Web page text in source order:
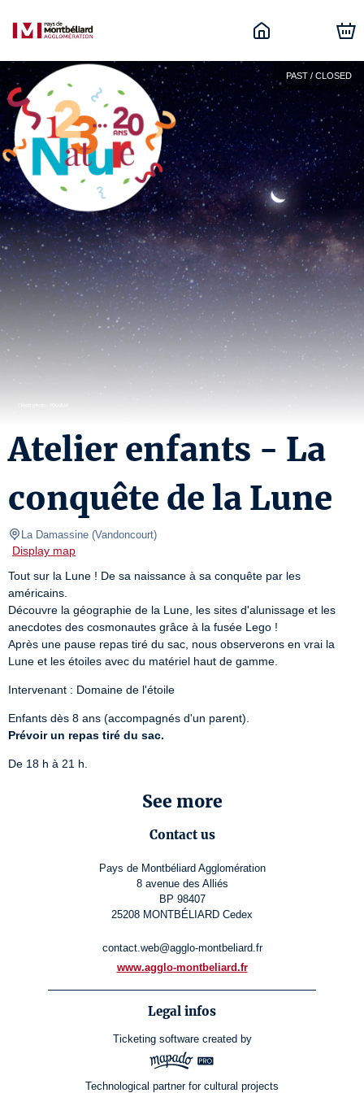
PAST / CLOSED
Atelier enfants - La
conquête de la Lune
La Damassine (Vandoncourt)
Display map
Tout sur la Lune ! De sa naissance à sa conquête par les
américains.
Découvre la géographie de la Lune, les sites d'alunissage et les
anecdotes des cosmonautes grâce à la fusée Lego !
Après une pause repas tiré du sac, nous observerons en vrai la
Lune et les étoiles avec du matériel haut de gamme.
Intervenant : Domaine de l'étoile
Prévoir un repas tiré du sac.
De 18 h à 21 h.
See more
Contact us
Pays de Montbéliard Agglomération
8 avenue des Alliés
BP 98407
25208 MONTBÉLIARD Cedex
contact.web@agglo-montbeliard.fr
www.agglo-montbeliard.fr
Legal infos
Ticketing software created by
Technological partner for cultural projects